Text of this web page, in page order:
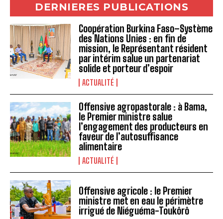
DERNIERES PUBLICATIONS
Coopération Burkina Faso–Système
des Nations Unies : en fin de
mission, le Représentant résident
par intérim salue un partenariat
solide et porteur d’espoir
ACTUALITÉ
Offensive agropastorale : à Bama,
le Premier ministre salue
l’engagement des producteurs en
faveur de l’autosuffisance
alimentaire
ACTUALITÉ
Offensive agricole : le Premier
ministre met en eau le périmètre
irrigué de Niéguéma-Toukôrô